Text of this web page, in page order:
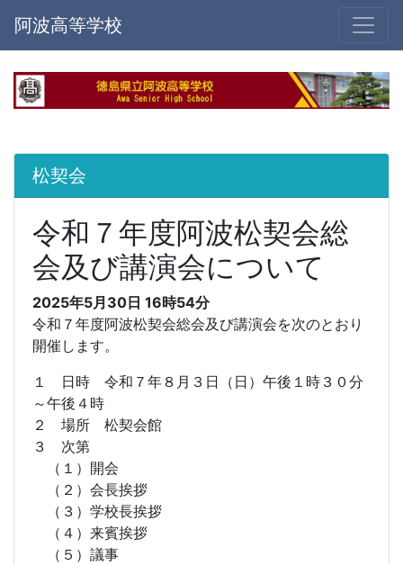
阿波高等学校
松契会
令和７年度阿波松契会総
会及び講演会について
2025年5月30日 16時54分
令和７年度阿波松契会総会及び講演会を次のとおり
開催します。
１ 日時 令和７年８月３日（日）午後１時３０分
～午後４時
２ 場所 松契会館
３ 次第
（１）開会
（２）会長挨拶
（３）学校長挨拶
（４）来賓挨拶
（５）議事